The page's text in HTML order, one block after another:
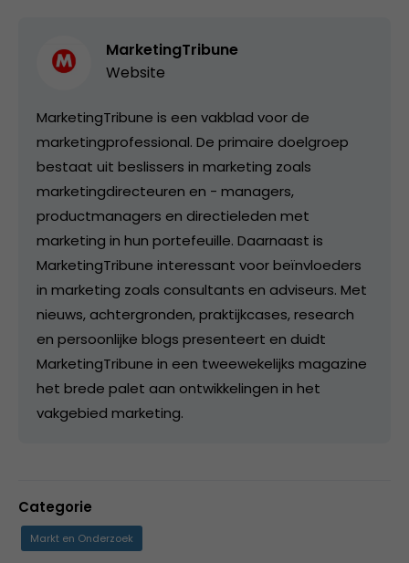
MarketingTribune
Website
MarketingTribune is een vakblad voor de
marketingprofessional. De primaire doelgroep
bestaat uit beslissers in marketing zoals
marketingdirecteuren en - managers,
productmanagers en directieleden met
marketing in hun portefeuille. Daarnaast is
MarketingTribune interessant voor beïnvloeders
in marketing zoals consultants en adviseurs. Met
nieuws, achtergronden, praktijkcases, research
en persoonlijke blogs presenteert en duidt
MarketingTribune in een tweewekelijks magazine
het brede palet aan ontwikkelingen in het
vakgebied marketing.
Categorie
Markt en Onderzoek